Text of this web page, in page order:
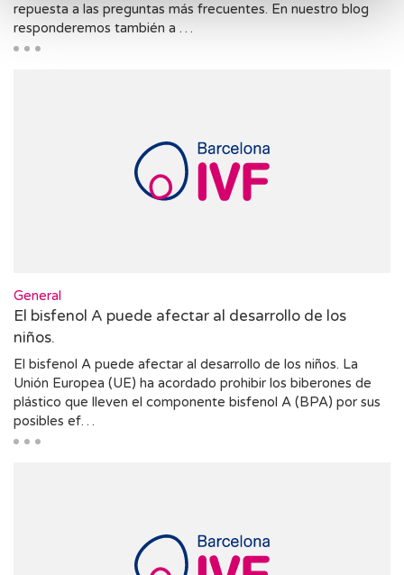
repuesta a las preguntas más frecuentes. En nuestro blog
responderemos también a …
General
El bisfenol A puede afectar al desarrollo de los
niños.
El bisfenol A puede afectar al desarrollo de los niños. La
Unión Europea (UE) ha acordado prohibir los biberones de
plástico que lleven el componente bisfenol A (BPA) por sus
posibles ef…